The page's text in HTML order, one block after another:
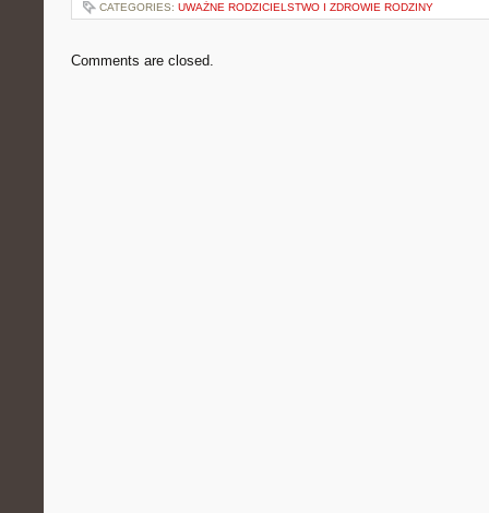
CATEGORIES: UWAŻNE RODZICIELSTWO I ZDROWIE RODZINY
Comments are closed.